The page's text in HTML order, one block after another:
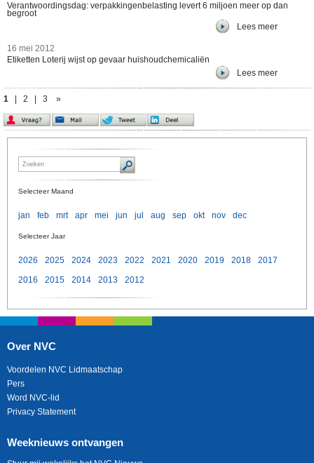
Verantwoordingsdag: verpakkingenbelasting levert 6 miljoen meer op dan
begroot
Lees meer
16 mei 2012
Etiketten Loterij wijst op gevaar huishoudchemicaliën
Lees meer
1 2 3 »
Selecteer Maand
jan feb mrt apr mei jun jul aug sep okt nov dec
Selecteer Jaar
2026 2025 2024 2023 2022 2021 2020 2019 2018
2017
2016
2015 2014 2013 2012
Over NVC
Voordelen NVC Lidmaatschap
Pers
Word NVC-lid
Privacy Statement
Weeknieuws ontvangen